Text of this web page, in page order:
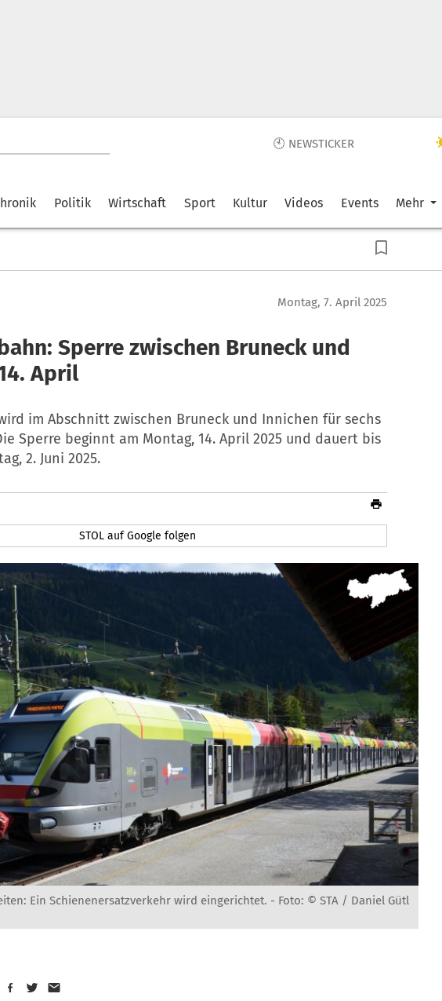
🕙 NEWSTICKER
Politik Wirtschaft Sport Kultur Videos Events Mehr
Montag, 7. April 2025
Sperre zwischen Bruneck und
April
im Abschnitt zwischen Bruneck und Innichen für sechs
Sperre beginnt am Montag, 14. April 2025 und dauert bis
2. Juni 2025.
STOL auf Google folgen
Ein Schienenersatzverkehr wird eingerichtet. - Foto: © STA / Daniel Gütl